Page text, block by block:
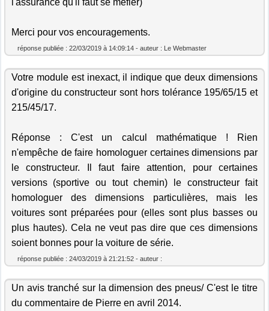
l'assurance qu'il faut se méfier)
Merci pour vos encouragements.
réponse publiée : 22/03/2019 à 14:09:14 - auteur : Le Webmaster
Votre module est inexact, il indique que deux dimensions
d'origine du constructeur sont hors tolérance 195/65/15 et
215/45/17.
Réponse : C'est un calcul mathématique ! Rien
n'empêche de faire homologuer certaines dimensions par
le constructeur. Il faut faire attention, pour certaines
versions (sportive ou tout chemin) le constructeur fait
homologuer des dimensions particulières, mais les
voitures sont préparées pour (elles sont plus basses ou
plus hautes). Cela ne veut pas dire que ces dimensions
soient bonnes pour la voiture de série.
réponse publiée : 24/03/2019 à 21:21:52 - auteur :
Un avis tranché sur la dimension des pneus/ C'est le titre
du commentaire de Pierre en avril 2014.